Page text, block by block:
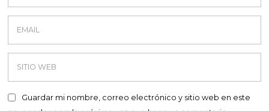
Guardar mi nombre, correo electrónico y sitio web en este